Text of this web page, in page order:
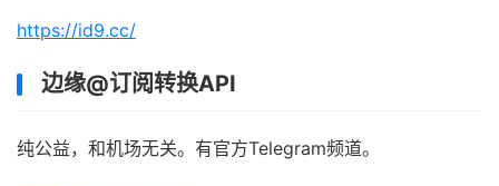
https://id9.cc/
边缘@订阅转换API
纯公益，和机场无关。有官方Telegram频道。